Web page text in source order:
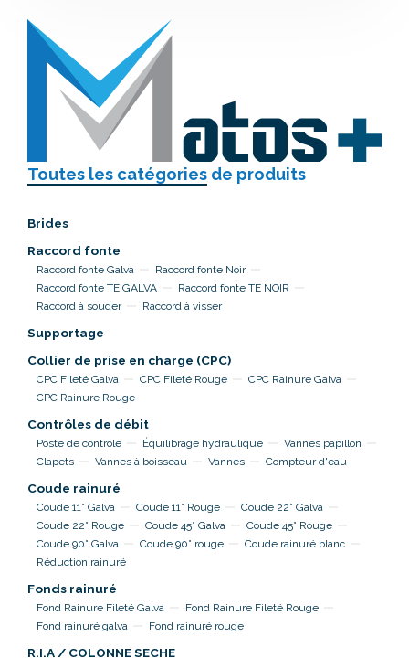
Toutes les catégories de produits
Brides
Raccord fonte
Raccord fonte Galva
Raccord fonte Noir
Raccord fonte TE GALVA
Raccord fonte TE NOIR
Raccord à souder
Raccord à visser
Supportage
Collier de prise en charge (CPC)
CPC Fileté Galva CPC Fileté Rouge
CPC Rainure Galva
CPC Rainure Rouge
Contrôles de débit
Poste de contrôle Équilibrage hydraulique
Vannes papillon
Clapets
Vannes à boisseau Vannes Compteur d'eau
Coude rainuré
Coude 11° Galva Coude 11° Rouge
Coude 22° Galva
Coude 22° Rouge
Coude 45° Galva
Coude 45° Rouge
Coude 90° Galva
Coude 90° rouge
Coude rainuré blanc
Réduction rainuré
Fonds rainuré
Fond Rainure Fileté Galva
Fond Rainure Fileté Rouge
Fond rainuré galva
Fond rainuré rouge
R.I.A / COLONNE SECHE